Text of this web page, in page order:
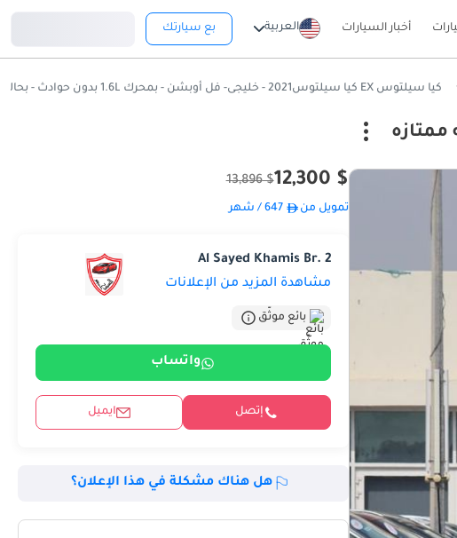
أخبار السيارات العربية بع سيارتك
كيا سيلتوس EX كيا سيلتوس2021 - خليجى- فل أوبشن - بمحرك 1.6L بدون حوادث - بحاله ممتازه
$ 12,300
$ 13,896
تمويل من 647 / شهر
Al Sayed Khamis Br. 2
مشاهدة المزيد من الإعلانات
بائع موثّق
واتساب
إتصل ايميل
هل هناك مشكلة في هذا الإعلان؟